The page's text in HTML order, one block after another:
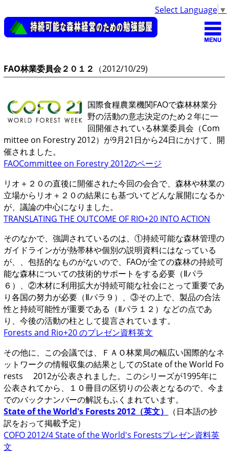
Select Language ▼
FAO林業委員会２０１２ （2012/10/29)
国際食糧農業機関FAOで森林林業分
野の活動の意志決定のため２年に一
回開催されている林業委員会（Com
mittee on Forestry 2012）が9月21日から24日にかけて、開
催されました。
FAOCommittee on Forestry 2012のページ
リオ＋２０の直後に開催された今回の会合で、森林や林業の
立場からリオ＋２０の結果にも基づいてどんな展開になるか
が、議論の中心になりました。
TRANSLATING THE OUTCOME OF RIO+20 INTO ACTION
そのなかで、強調されているのは、①持続可能な森林管理の
ガイドラインがが熱帯林や個別の説明資料にはなっている
が、、包括的なものがないので、FAOが全ての森林の持続可
能な森林についての技術的サポートをする必要（Ⅱパラ
６）、②木材に利用拡大が持続可能な社会にとって重要であ
り各国の努力が必要（Ⅱパラ９）、③その上で、製品の合法
性と持続可能性が重要である（Ⅱパラ１２）などの点であ
り、今後の活動の柱として提言されています。
Forests and Rio+20 のプレゼン資料英文
その他に、この会議では、ＦＡＯ林業局の幅広い国際的なネ
ットワークの情報収集の結果としてのState of the World Fo
rests 2012が公表されました。このシリーズが1995年に
公表されてから、１０冊目の区切りの公表となるので、今ま
でのバックナンバーの解説もふくまれています。
State of the World's Forests 2012（英文）
（日本語の抄
訳をおって掲載予定）
COFO 2012/4 State of the World's Forestsプレゼン資料英
文